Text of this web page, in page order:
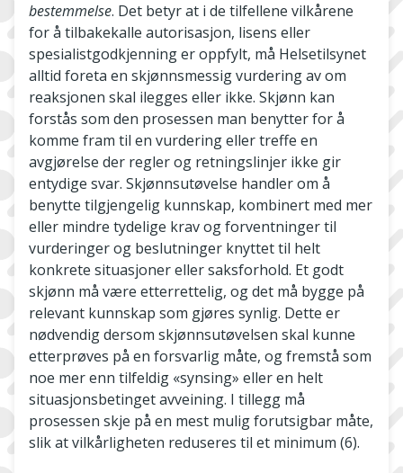
bestemmelse. Det betyr at i de tilfellene vilkårene
for å tilbakekalle autorisasjon, lisens eller
spesialistgodkjenning er oppfylt, må Helsetilsynet
alltid foreta en skjønnsmessig vurdering av om
reaksjonen skal ilegges eller ikke. Skjønn kan
forstås som den prosessen man benytter for å
komme fram til en vurdering eller treffe en
avgjørelse der regler og retningslinjer ikke gir
entydige svar. Skjønnsutøvelse handler om å
benytte tilgjengelig kunnskap, kombinert med mer
eller mindre tydelige krav og forventninger til
vurderinger og beslutninger knyttet til helt
konkrete situasjoner eller saksforhold. Et godt
skjønn må være etterrettelig, og det må bygge på
relevant kunnskap som gjøres synlig. Dette er
nødvendig dersom skjønnsutøvelsen skal kunne
etterprøves på en forsvarlig måte, og fremstå som
noe mer enn tilfeldig «synsing» eller en helt
situasjonsbetinget avveining. I tillegg må
prosessen skje på en mest mulig forutsigbar måte,
slik at vilkårligheten reduseres til et minimum (6).